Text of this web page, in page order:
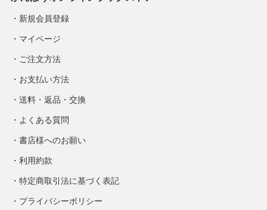
新規会員登録
マイページ
ご注文方法
お支払い方法
送料・返品・交換
よくある質問
書店様へのお願い
利用約款
特定商取引法に基づく表記
プライバシーポリシー